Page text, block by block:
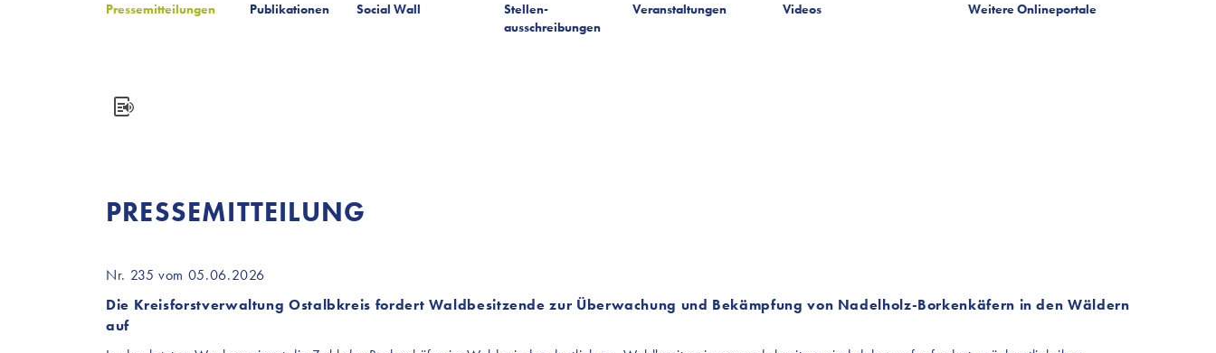
Pressemitteilungen Publikationen Social Wall
Stellen-
ausschreibungen
Veranstaltungen Videos Weitere Onlineportale
PRESSEMITTEILUNG
Nr. 235 vom 05.06.2026
Die Kreisforstverwaltung Ostalbkreis fordert Waldbesitzende zur Überwachung und Bekämpfung von Nadelholz-Borkenkäfern in den Wäldern
auf